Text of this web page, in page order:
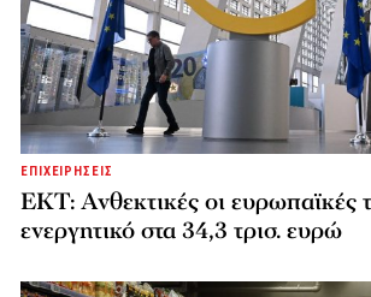
ΕΠΙΧΕΙΡΗΣΕΙΣ
ΕΚΤ: Ανθεκτικές οι ευρωπαϊκές
ενεργητικό στα 34,3 τρισ. ευρώ